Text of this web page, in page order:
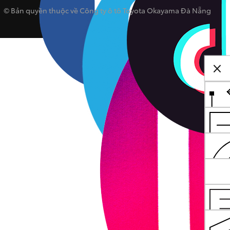
© Bản quyền thuộc về Công ty ô tô Toyota Okayama Đà Nẵng